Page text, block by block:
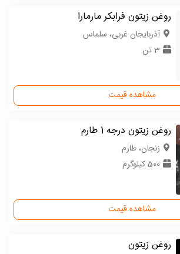
روغن زیتون فرابکر مارمارا
آذربایجان غربی، سلماس
3 تن
مشاهده قیمت
روغن زیتون درجه 1 طارم
زنجان، طارم
500 کیلوگرم
مشاهده قیمت
روغن زیتون